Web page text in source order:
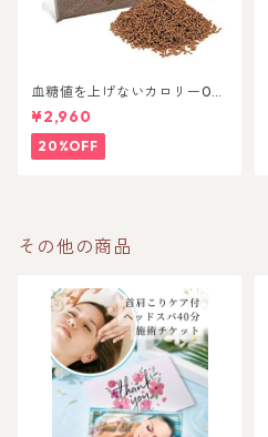
血糖値を上げないカロリー0の
甘味料！体質改善&免疫力UP
する羅漢果顆粒
¥2,960
20%OFF
その他の商品